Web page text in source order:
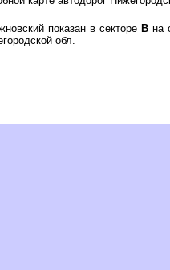
показан в секторе на
обл.